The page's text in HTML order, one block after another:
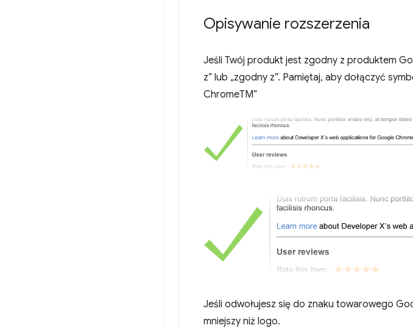
Opisywanie rozszerzenia
Jeśli Twój produkt jest zgodny z produktem
z” lub „zgodny z”. Pamiętaj, aby dołączyć
ChromeTM”
Jeśli odwołujesz się do znaku towarowego
mniejszy niż logo.